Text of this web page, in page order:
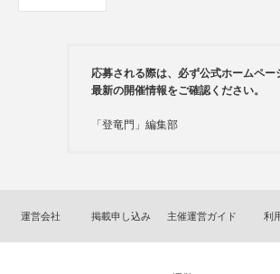
応募される際は、必ず公式ホームペー
最新の開催情報をご確認ください。
「登竜門」編集部
運営会社 掲載申し込み 主催運営ガイド 利